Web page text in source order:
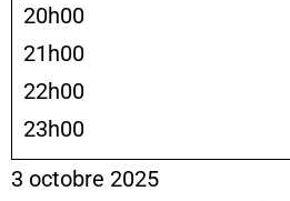
20h00
21h00
22h00
23h00
3 octobre 2025